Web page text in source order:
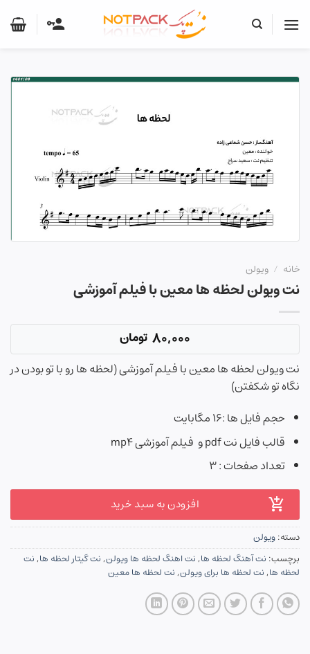
خانه / ویولن
نت ویولن لحظه ها معین با فیلم آموزشی
80,000 تومان
نت ویولن لحظه ها معین با فیلم آموزشی (لحظه ها رو با تو بودن در
نگاه تو شکفتن)
حجم فایل ها :۱۶ مگابایت
قالب فایل نت pdf و فیلم آموزشی mp4
تعداد صفحات : ۳
افزودن به سبد خرید
دسته:ویولن
برچسب: نت آهنگ لحظه ها,نت اهنگ لحظه ها ویولن,نت گیتار لحظه ها,نت
لحظه ها,نت لحظه ها برای ویولن,نت لحظه ها معین